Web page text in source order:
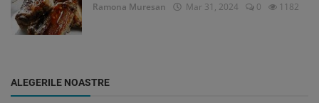
Ramona Muresan Mar 31, 2024 0 1182
ALEGERILE NOASTRE